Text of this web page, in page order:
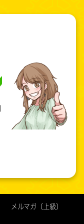
メルマガ（上級）